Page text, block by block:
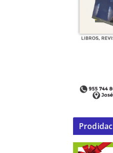
Prodidac